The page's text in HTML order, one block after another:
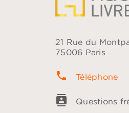
21 Rue du
75006 Paris
phone Téléphone
contacts Questions